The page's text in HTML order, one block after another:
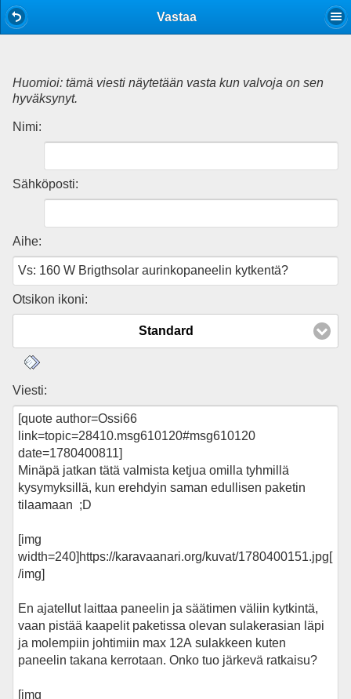
Vastaa
Huomioi: tämä viesti näytetään vasta kun valvoja on sen
hyväksynyt.
Nimi:
Sähköposti:
Aihe:
Otsikon ikoni:
Standard
Viesti: